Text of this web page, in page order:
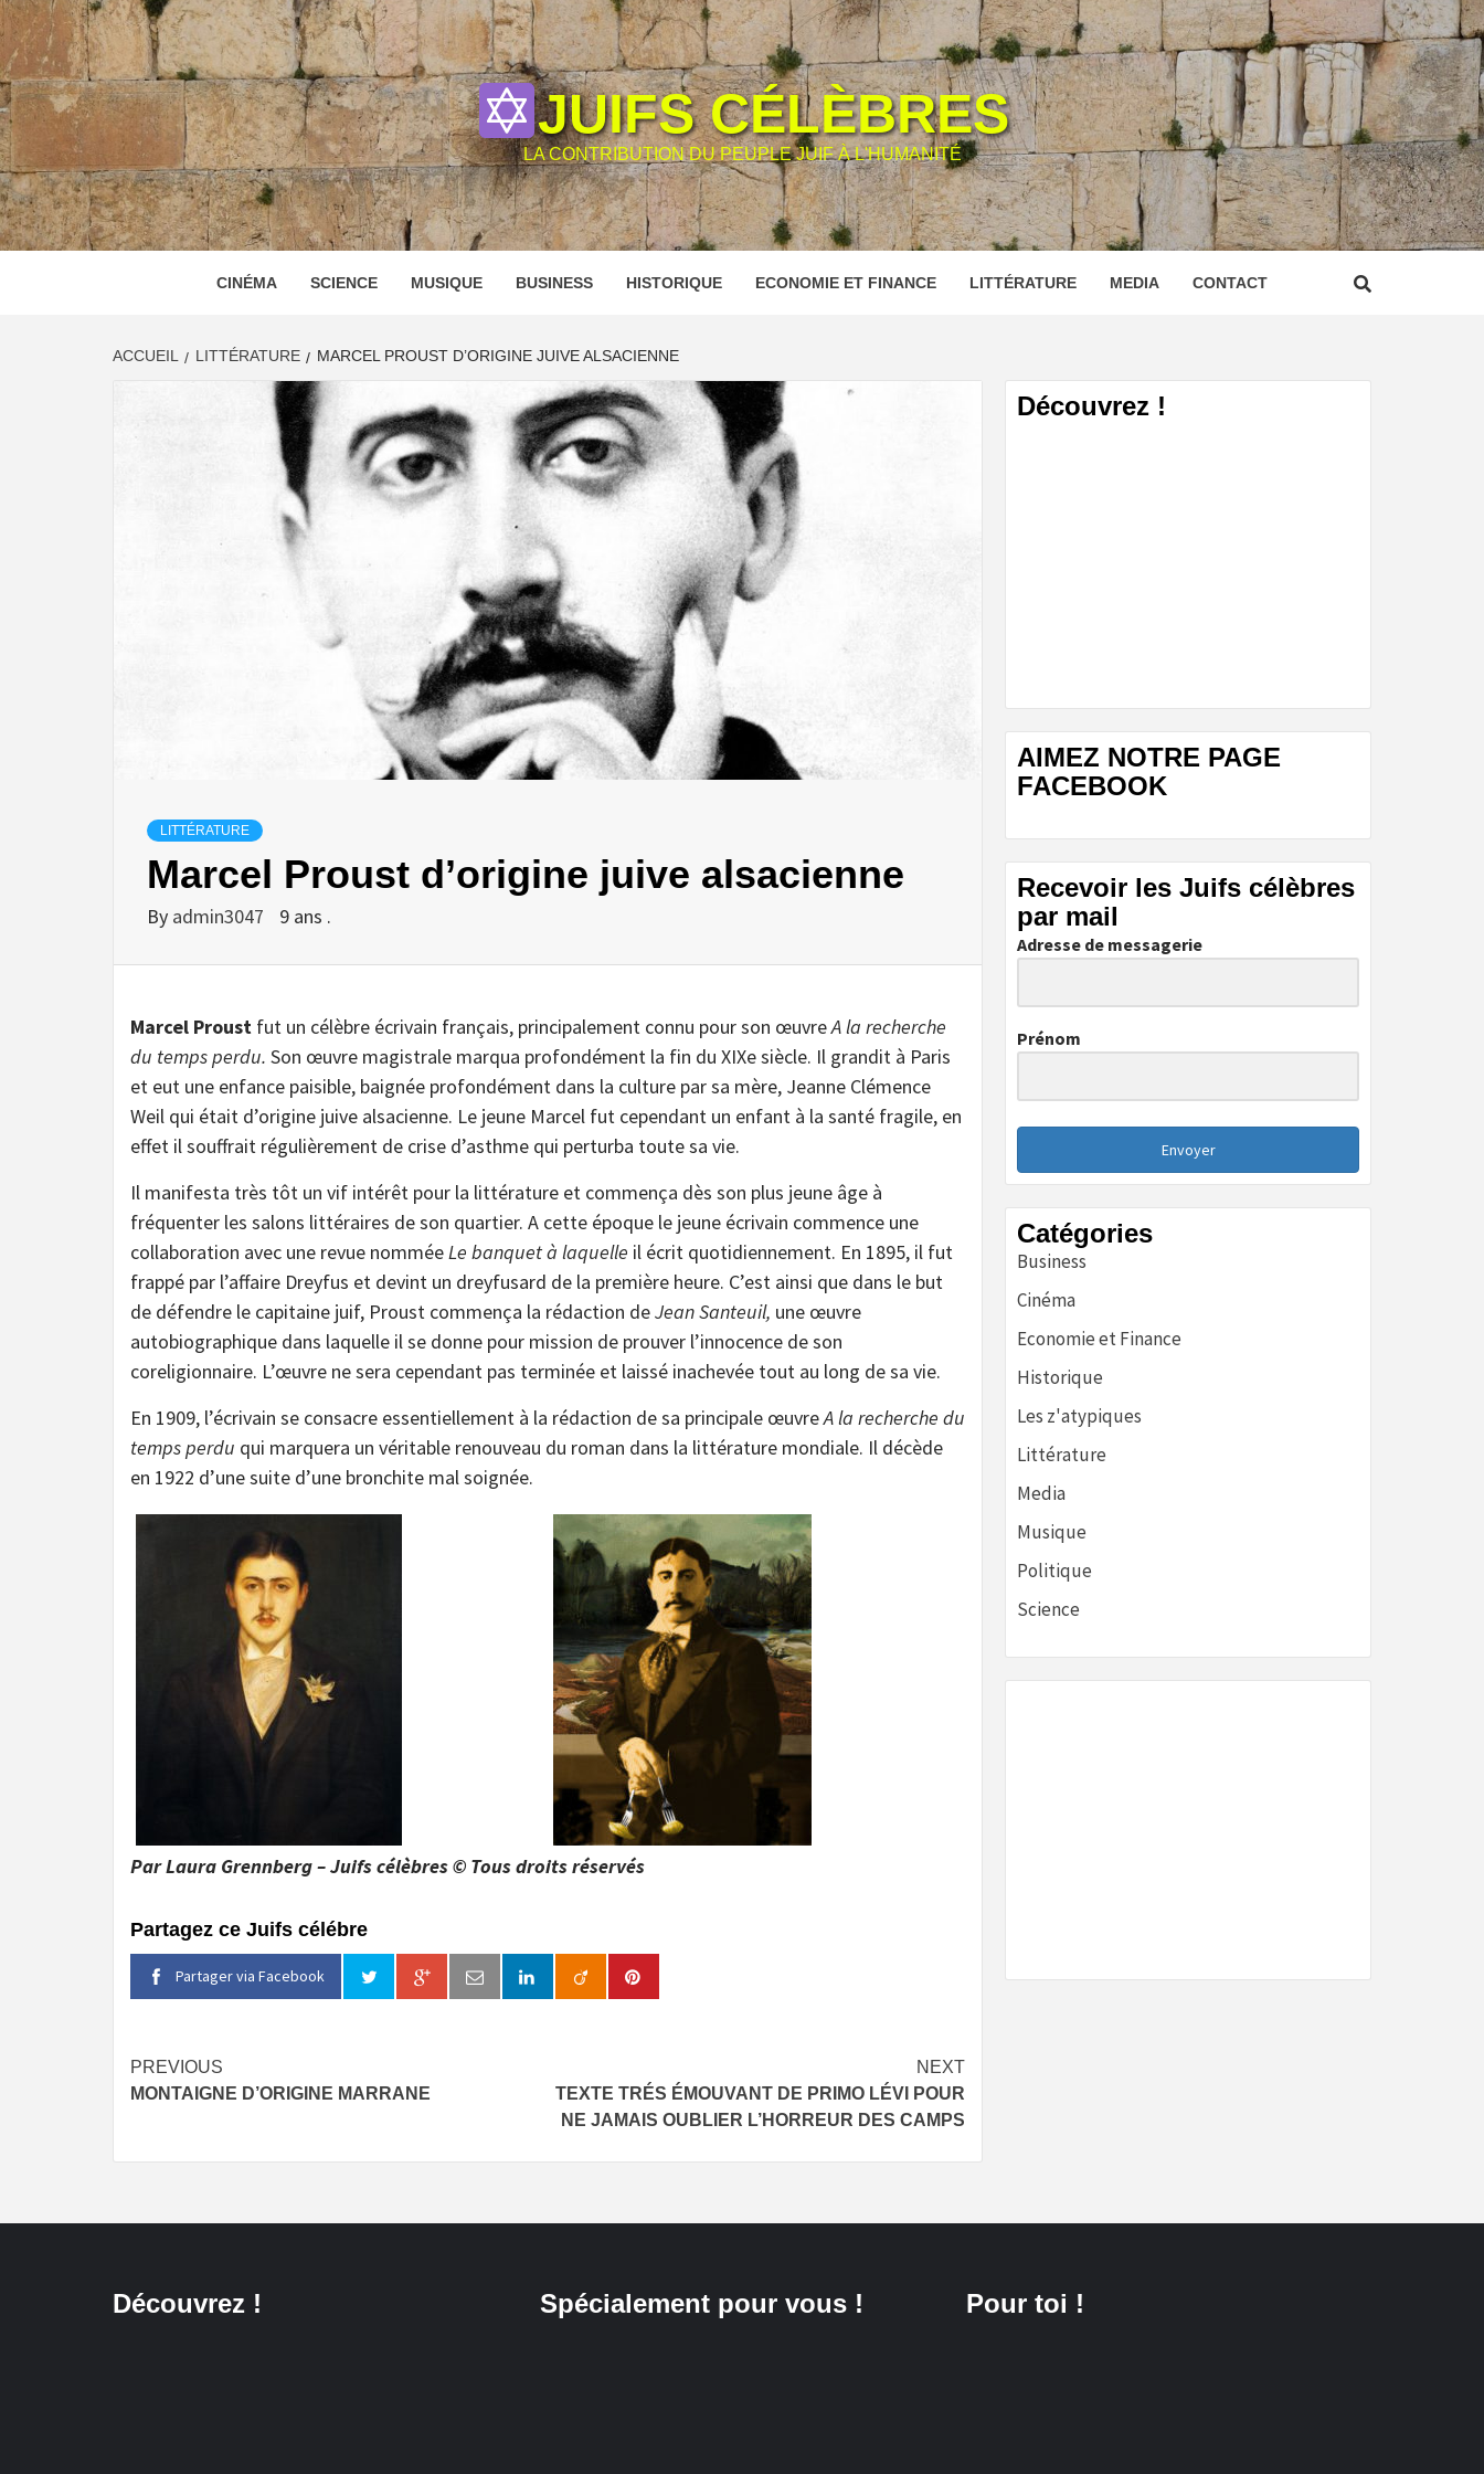
Skip
to
content
JUIFS CÉLÈBRES
LA CONTRIBUTION DU PEUPLE JUIF À L'HUMANITÉ
CINÉMA SCIENCE MUSIQUE BUSINESS HISTORIQUE ECONOMIE ET FINANCE LITTÉRATURE MEDIA CONTACT
ACCUEIL LITTÉRATURE MARCEL PROUST D’ORIGINE JUIVE ALSACIENNE
LITTÉRATURE
Marcel Proust d’origine juive alsacienne
By admin3047 9 ans .
Marcel Proust fut un célèbre écrivain français, principalement connu pour son œuvreA la recherche
du temps perdu. Son œuvre magistrale marqua profondément la fin du XIXe siècle. Il grandit à Paris
et eut une enfance paisible, baignée profondément dans la culture par sa mère, Jeanne Clémence
Weil qui était d’origine juive alsacienne. Le jeune Marcel fut cependant un enfant à la santé fragile, en
effet il souffrait régulièrement de crise d’asthme qui perturba toute sa vie.
Il manifesta très tôt un vif intérêt pour la littérature et commença dès son plus jeune âge à
fréquenter les salons littéraires de son quartier. A cette époque le jeune écrivain commence une
collaboration avec une revue nomméeLe banquet à laquelle il écrit quotidiennement. En 1895, il fut
frappé par l’affaire Dreyfus et devint un dreyfusard de la première heure. C’est ainsi que dans le but
de défendre le capitaine juif, Proust commença la rédaction deJean Santeuil, une œuvre
autobiographique dans laquelle il se donne pour mission de prouver l’innocence de son
coreligionnaire. L’œuvre ne sera cependant pas terminée et laissé inachevée tout au long de sa vie.
En 1909, l’écrivain se consacre essentiellement à la rédaction de sa principale œuvreA la recherche du
temps perdu qui marquera un véritable renouveau du roman dans la littérature mondiale. Il décède
en 1922 d’une suite d’une bronchite mal soignée.
Par Laura Grennberg – Juifs célèbres © Tous droits réservés
Partagez ce Juifs célébre
Partager via Facebook
Continue
Reading
PREVIOUS
MONTAIGNE D’ORIGINE MARRANE
NEXT
TEXTE TRÉS ÉMOUVANT DE PRIMO LÉVI POUR
NE JAMAIS OUBLIER L’HORREUR DES CAMPS
Découvrez !
AIMEZ NOTRE PAGE
FACEBOOK
Recevoir les Juifs célèbres
par mail
Adresse de messagerie
Prénom
Envoyer
Catégories
Business
Cinéma
Economie et Finance
Historique
Les z'atypiques
Littérature
Media
Musique
Politique
Science
Découvrez ! Spécialement pour vous ! Pour toi !